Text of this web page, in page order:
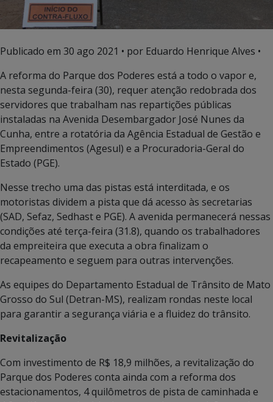
Publicado em 30 ago 2021 • por Eduardo Henrique Alves •
A reforma do Parque dos Poderes está a todo o vapor e,
nesta segunda-feira (30), requer atenção redobrada dos
servidores que trabalham nas repartições públicas
instaladas na Avenida Desembargador José Nunes da
Cunha, entre a rotatória da Agência Estadual de Gestão e
Empreendimentos (Agesul) e a Procuradoria-Geral do
Estado (PGE).
Nesse trecho uma das pistas está interditada, e os
motoristas dividem a pista que dá acesso às secretarias
(SAD, Sefaz, Sedhast e PGE). A avenida permanecerá nessas
condições até terça-feira (31.8), quando os trabalhadores
da empreiteira que executa a obra finalizam o
recapeamento e seguem para outras intervenções.
As equipes do Departamento Estadual de Trânsito de Mato
Grosso do Sul (Detran-MS), realizam rondas neste local
para garantir a segurança viária e a fluidez do trânsito.
Revitalização
Com investimento de R$ 18,9 milhões, a revitalização do
Parque dos Poderes conta ainda com a reforma dos
estacionamentos, 4 quilômetros de pista de caminhada e